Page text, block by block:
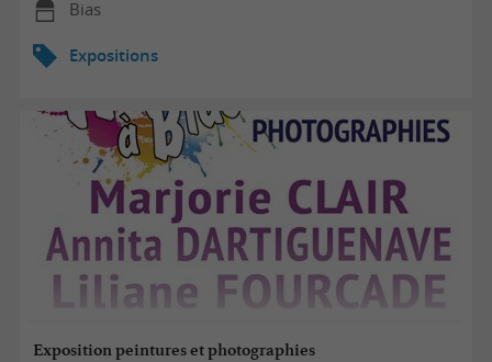
Bias
Expositions
Exposition peintures et photographies